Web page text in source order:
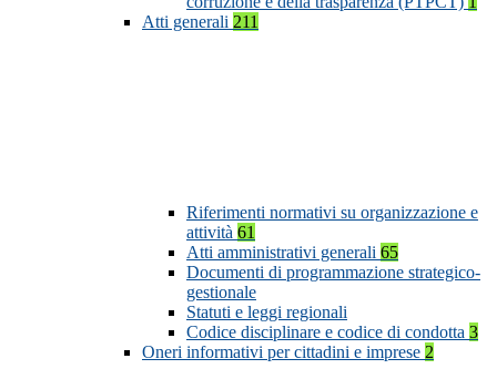
Atti generali 211
Riferimenti normativi su organizzazione e
attività 61
Atti amministrativi generali 65
Documenti di programmazione strategico-
gestionale
Statuti e leggi regionali
Codice disciplinare e codice di condotta 3
Oneri informativi per cittadini e imprese 2